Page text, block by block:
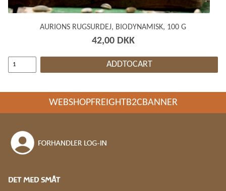
AURIONS RUGSURDEJ, BIODYNAMISK, 100 G
42,00 DKK
ADDTOCART
WEBSHOPFREIGHTB2CBANNER
DET MED SMÅT